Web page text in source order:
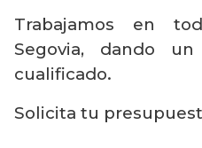
Trabajamos en
Segovia, dando
cualificado.
Solicita tu